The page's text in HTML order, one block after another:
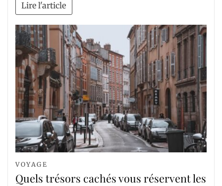
Lire l'article
VOYAGE
Quels trésors cachés vous réservent les